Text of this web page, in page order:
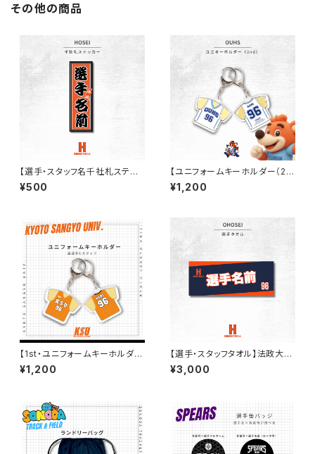
その他の商品
【選手・スタッフ名千社札ステッ
カー】法政大学バスケ部
¥500
【ユニフォームキーホルダー（2n
d）】大阪体育大学女子バスケ部
¥1,200
【1st・ユニフォームキーホルダ
ー】京都産業大学バスケ部
¥1,200
【選手・スタッフタオル】法政大学
バスケ部
¥3,000